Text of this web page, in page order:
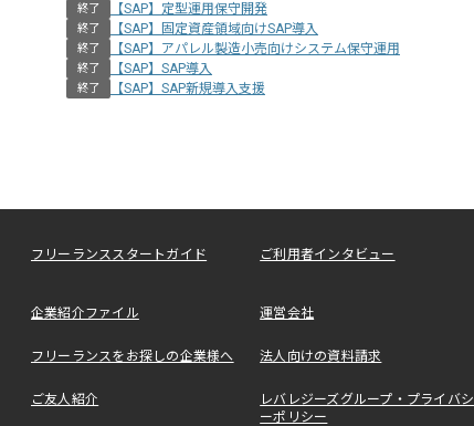
終了 【SAP】定型運用保守開発
終了 【SAP】固定資産領域向けSAP導入
終了 【SAP】アパレル製造小売向けシステム保守運用
終了 【SAP】SAP導入
終了 【SAP】SAP新規導入支援
フリーランススタートガイド ご利用者インタビュー
企業紹介ファイル 運営会社
フリーランスをお探しの企業様へ 法人向けの資料請求
ご友人紹介
レバレジーズグループ・プライバシ
ーポリシー